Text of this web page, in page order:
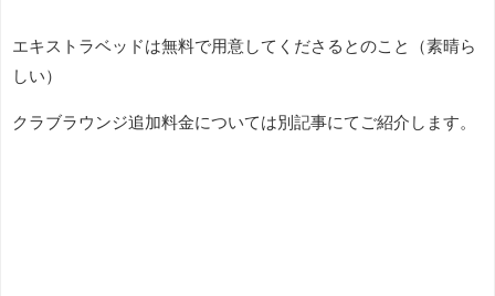
エキストラベッドは無料で用意してくださるとのこと（素晴ら
しい）
クラブラウンジ追加料金については別記事にてご紹介します。